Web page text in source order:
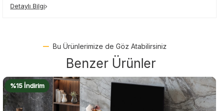
Detaylı Bilgi
Bu Ürünlerimize de Göz Atabilirsiniz
Benzer Ürünler
%18 İndirim